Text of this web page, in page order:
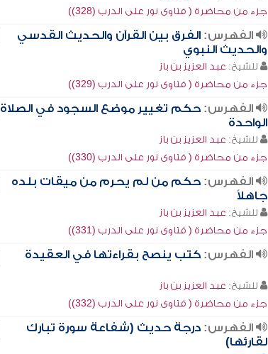
جزء من محاضرة ( فتاوى نور على الدرب (328))
الفهرس: الفرق بين القرآن والحديث القدسي
والحديث النبوي
للشيخ: عبد العزيز بن باز
جزء من محاضرة ( فتاوى نور على الدرب (329))
الفهرس: حكم تغيير موضع السجود في الصلاة
الواحدة
للشيخ: عبد العزيز بن باز
جزء من محاضرة ( فتاوى نور على الدرب (330))
الفهرس: حكم من لم يحرم من ميقات بلده
جاهلاً
للشيخ: عبد العزيز بن باز
جزء من محاضرة ( فتاوى نور على الدرب (331))
الفهرس: كتب ينصح بقراءتها في العقيدة
للشيخ: عبد العزيز بن باز
جزء من محاضرة ( فتاوى نور على الدرب (332))
الفهرس: درجة حديث (شفاعة سورة تبارك
لقارئها)